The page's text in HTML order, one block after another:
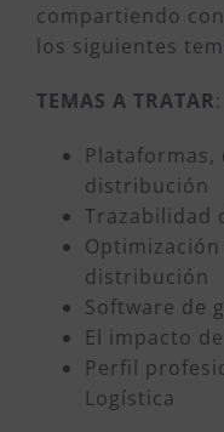
compartiendo
los siguientes
TEMAS A TRATAR:
Plataformas,
distribución
Trazabilidad
distribución
Software de
El impacto
Perfil
Logística